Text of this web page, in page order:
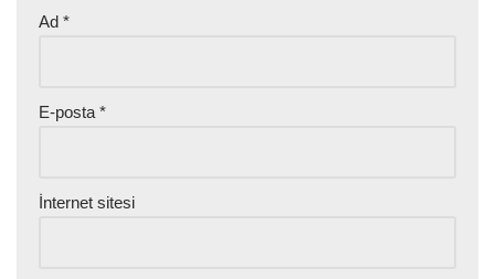
Ad *
E-posta *
İnternet sitesi